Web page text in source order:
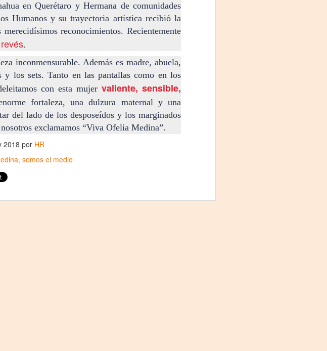
en Querétaro y Hermana de comunidades
Humanos y su trayectoria artística recibió la
reconocimientos. Recientemente
.
inconmensurable. Además es madre, abuela,
y los sets. Tanto en las pantallas como en los
con esta mujervaliente, sensible,
fortaleza, una dulzura maternal y una
del lado de los desposeídos y los marginados
exclamamos “Viva Ofelia Medina”.
2018 por HR
somos el medio
LA CRUDA
esperar durante años el
Ésta vez, le
de la memoria
momentos destinados a
de Chiapas.
con Brenda